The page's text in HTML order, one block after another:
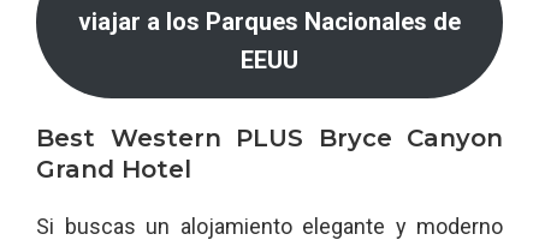
viajar a los Parques Nacionales de
EEUU
Best Western PLUS Bryce Canyon
Grand Hotel
Si buscas un alojamiento elegante y moderno